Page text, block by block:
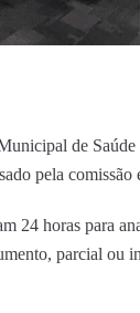
de
pela comissão
24 horas para
parcial ou